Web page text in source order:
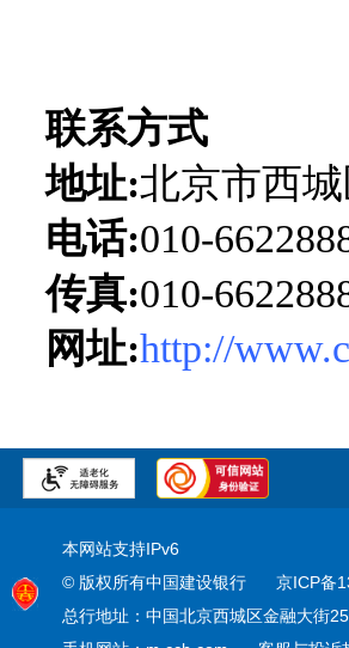
联系方式
地址:北京市西
电话:010-
传真:010-
网址:http://
本网站支持IPv6
© 版权所有中国建设银行
京ICP备
总行地址：中国北京西城区金融大街